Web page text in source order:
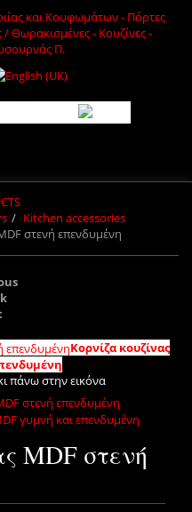
Kitchen accessories
στενή επενδυμένη
Κορνίζα κουζίνας
πάνω στην εικόνα
MDF στενή